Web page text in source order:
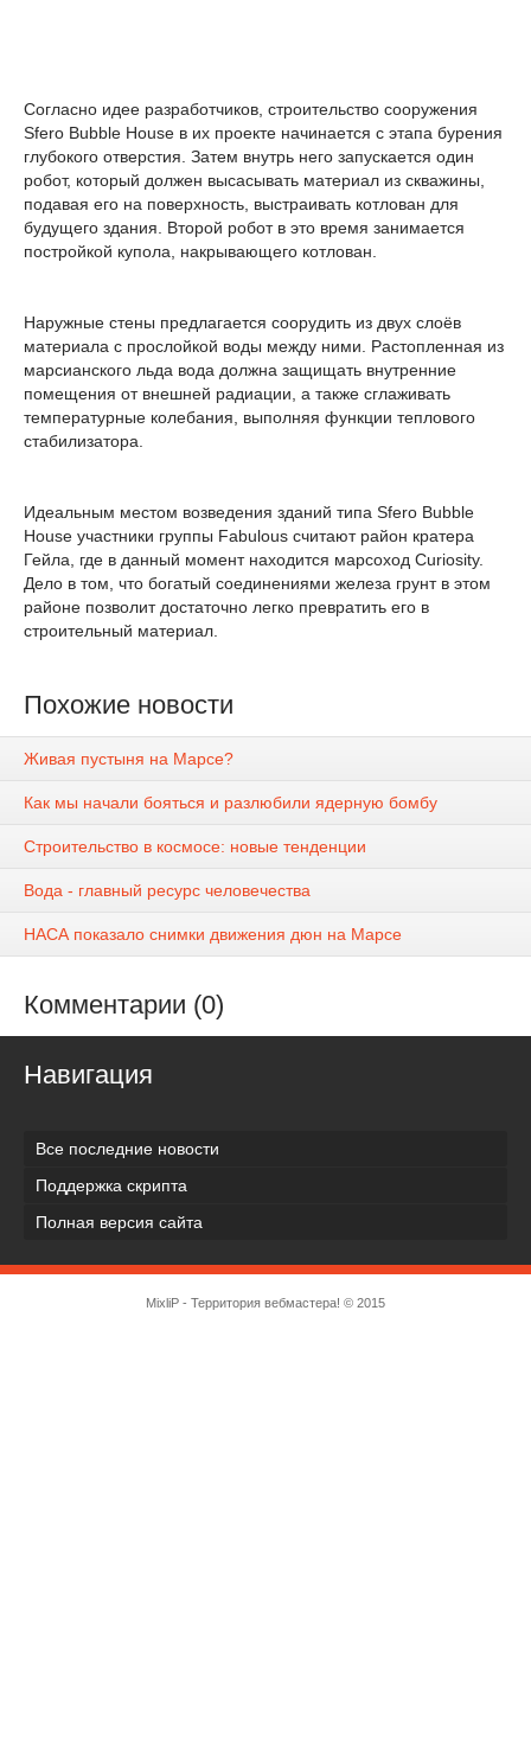
Согласно идее разработчиков, строительство сооружения
Sfero Bubble House в их проекте начинается с этапа бурения
глубокого отверстия. Затем внутрь него запускается один
робот, который должен высасывать материал из скважины,
подавая его на поверхность, выстраивать котлован для
будущего здания. Второй робот в это время занимается
постройкой купола, накрывающего котлован.
Наружные стены предлагается соорудить из двух слоёв
материала с прослойкой воды между ними. Растопленная из
марсианского льда вода должна защищать внутренние
помещения от внешней радиации, а также сглаживать
температурные колебания, выполняя функции теплового
стабилизатора.
Идеальным местом возведения зданий типа Sfero Bubble
House участники группы Fabulous считают район кратера
Гейла, где в данный момент находится марсоход Curiosity.
Дело в том, что богатый соединениями железа грунт в этом
районе позволит достаточно легко превратить его в
строительный материал.
Похожие новости
Живая пустыня на Марсе?
Как мы начали бояться и разлюбили ядерную бомбу
Строительство в космосе: новые тенденции
Вода - главный ресурс человечества
НАСА показало снимки движения дюн на Марсе
Комментарии (0)
Навигация
Все последние новости
Поддержка скрипта
Полная версия сайта
MixliP - Территория вебмастера! © 2015